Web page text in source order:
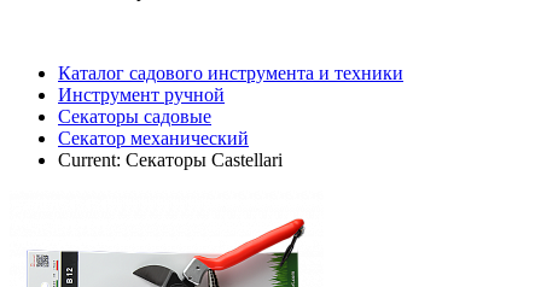
Каталог садового инструмента и техники
Инструмент ручной
Секаторы садовые
Секатор механический
Current: Секаторы Castellari